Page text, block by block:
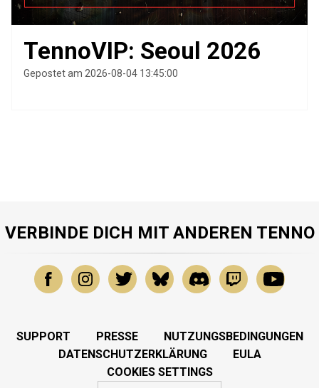
TennoVIP: Seoul 2026
Gepostet am 2026-08-04 13:45:00
VERBINDE DICH MIT ANDEREN TENNO
SUPPORT PRESSE
NUTZUNGSBEDINGUNGEN
DATENSCHUTZERKLÄRUNG
EULA
COOKIES SETTINGS